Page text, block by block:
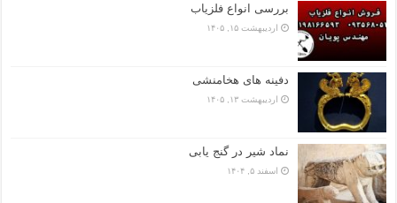
بررسی انواع فلزیاب
اردیبهشت ۱۵, ۱۴۰۵
دفینه های هخامنشی
اردیبهشت ۱۳, ۱۴۰۵
نماد شیر در گنج یابی
اسفند ۵, ۱۴۰۴